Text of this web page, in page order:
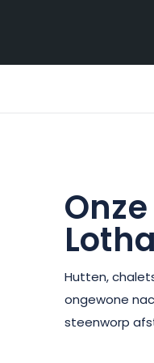
Hutten,
ongewone
steenworp